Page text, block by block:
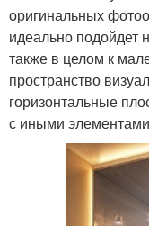
оригинальных
идеально подойдет
также в целом к
пространство
горизонтальные
с иными